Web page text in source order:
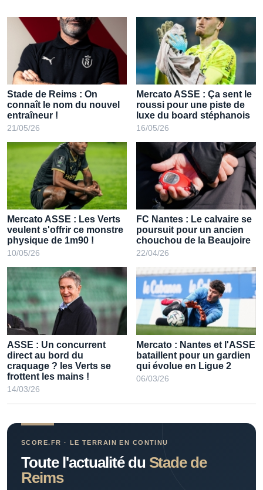
Stade Reims : Un gardien français
fait rêver les plus grand clubs
d'Europe
01/06/26
Stade de Reims : On
connaît le nom du nouvel
entraîneur !
21/05/26
Mercato ASSE : Ça sent le
roussi pour une piste de
luxe du board stéphanois
16/05/26
Mercato ASSE : Les Verts
veulent s'offrir ce monstre
physique de 1m90 !
10/05/26
FC Nantes : Le calvaire se
poursuit pour un ancien
chouchou de la Beaujoire
22/04/26
direct au bord du
craquage ? les Verts se
14/03/26
qui évolue en Ligue 2